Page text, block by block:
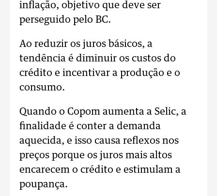
inflação, objetivo que deve ser
perseguido pelo BC.
Ao reduzir os juros básicos, a
tendência é diminuir os custos do
crédito e incentivar a produção e o
consumo.
Quando o Copom aumenta a Selic, a
finalidade é conter a demanda
aquecida, e isso causa reflexos nos
preços porque os juros mais altos
encarecem o crédito e estimulam a
poupança.